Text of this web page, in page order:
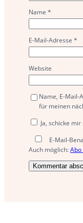
Name *
E-Mail-Adresse *
Website
Name, E-Mail-
für meinen
Ja, schicke
E-Mail-
Auch möglich: